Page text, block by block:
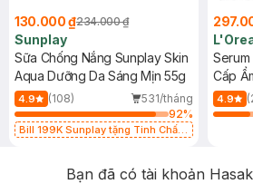
130.000 ₫234.000 ₫
Sunplay
Sữa Chống Nắng Sunplay Skin
Aqua Dưỡng Da Sáng Mịn 55g
4.9 (108)
531/tháng
92%
Bill 199K Sunplay tặng Tinh Chất
Cấp
4.9
Bạn đã có tài khoản